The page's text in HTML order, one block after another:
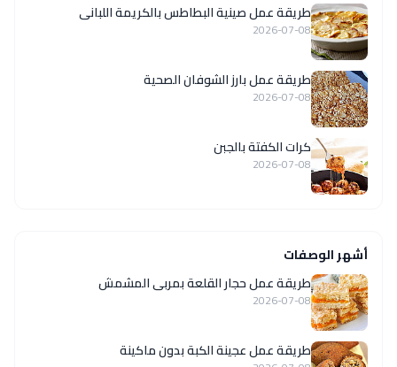
طريقة عمل صينية البطاطس بالكريمة اللبانى
2026-07-08
طريقة عمل بارز الشوفان الصحية
2026-07-08
كرات الكفتة بالجبن
2026-07-08
أشهر الوصفات
طريقة عمل حجار القلعة بمربى المشمش
2026-07-08
طريقة عمل عجينة الكبة بدون ماكينة